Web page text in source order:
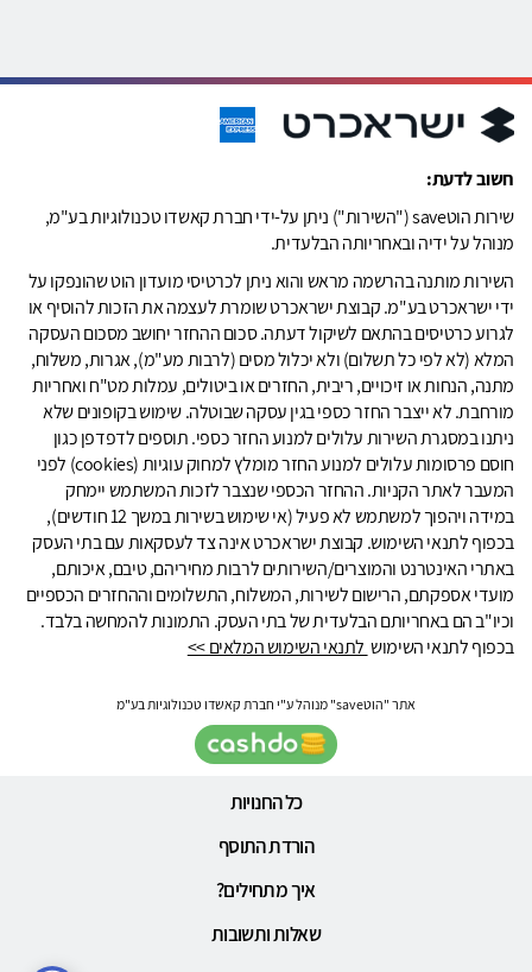
חשוב לדעת:
שירות הוטsave ("השירות") ניתן על-ידי חברת קאשדו טכנולוגיות בע"מ,
מנוהל על ידיה ובאחריותה הבלעדית.
השירות מותנה בהרשמה מראש והוא ניתן לכרטיסי מועדון הוט שהונפקו על
ידי ישראכרט בע"מ. קבוצת ישראכרט שומרת לעצמה את הזכות להוסיף או
לגרוע כרטיסים בהתאם לשיקול דעתה. סכום ההחזר יחושב מסכום העסקה
המלא (לא לפי כל תשלום) ולא יכלול מסים (לרבות מע"מ), אגרות, משלוח,
מתנה, הנחות או זיכויים, ריבית, החזרים או ביטולים, עמלות מט"ח ואחריות
מורחבת. לא ייצבר החזר כספי בגין עסקה שבוטלה. שימוש בקופונים שלא
ניתנו במסגרת השירות עלולים למנוע החזר כספי. תוספים לדפדפן כגון
חוסם פרסומות עלולים למנוע החזר מומלץ למחוק עוגיות (cookies) לפני
המעבר לאתר הקניות. ההחזר הכספי שנצבר לזכות המשתמש יימחק
במידה ויהפוך למשתמש לא פעיל (אי שימוש בשירות במשך 12 חודשים),
בכפוף לתנאי השימוש. קבוצת ישראכרט אינה צד לעסקאות עם בתי העסק
באתרי האינטרנט והמוצרים/השירותים לרבות מחיריהם, טיבם, איכותם,
מועדי אספקתם, הרישום לשירות, המשלוח, התשלומים וההחזרים הכספיים
וכיו"ב הם באחריותם הבלעדית של בתי העסק. התמונות להמחשה בלבד.
בכפוף לתנאי השימוש לתנאי השימוש המלאים >>
אתר "הוטsave" מנוהל ע"י חברת קאשדו טכנולוגיות בע"מ
כל החנויות
הורדת התוסף
איך מתחילים?
שאלות ותשובות